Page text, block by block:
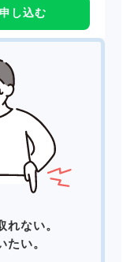
し込む
れない。
い。